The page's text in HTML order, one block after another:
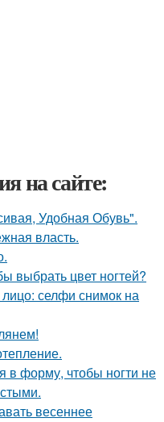
на сайте:
Удобная Обувь".
власть.
выбрать цвет ногтей?
селфи снимок на
в форму, чтобы ногти не
весеннее